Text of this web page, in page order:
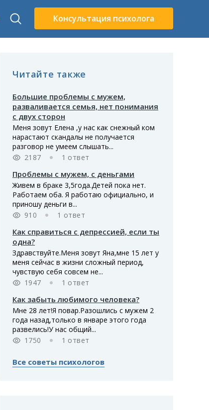
Консультация психолога
Читайте также
Большие проблемы с мужем,
разваливается семья, нет понимания
с двух сторон
Меня зовут Елена ,у нас как снежный ком
нарастают скандалы не получается
разговор не умеем слышать...
2187
1 ответ
Проблемы с мужем, с деньгами
Живем в браке 3,5года.Детей пока нет.
Работаем оба. Я работаю официально, и
приношу деньги в...
910
1 ответ
Как справиться с депрессией, если ты
одна?
Здравствуйте.Меня зовут Яна,мне 15 лет у
меня сейчас в жизни сложный период,
чувствую себя совсем не...
1947
1 ответ
Как забыть любимого человека?
Мне 28 лет!Я повар.Разошлись с мужем 2
года назад,только в январе этого года
развелись!У нас общий...
1750
1 ответ
Все советы психологов